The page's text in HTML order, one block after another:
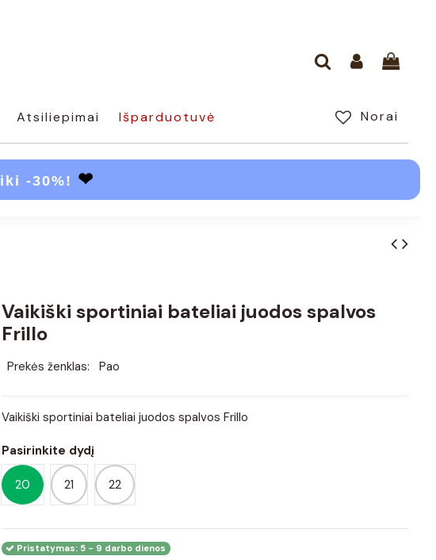
Atsiliepimai Norai
Išparduotuvė
iki -30%! ❤
Vaikiški sportiniai bateliai juodos spalvos
Frillo
Prekės ženklas: Pao
Vaikiški sportiniai bateliai juodos spalvos Frillo
Pasirinkite dydį
20 21 22
Pristatymas: 5 - 9 darbo dienos